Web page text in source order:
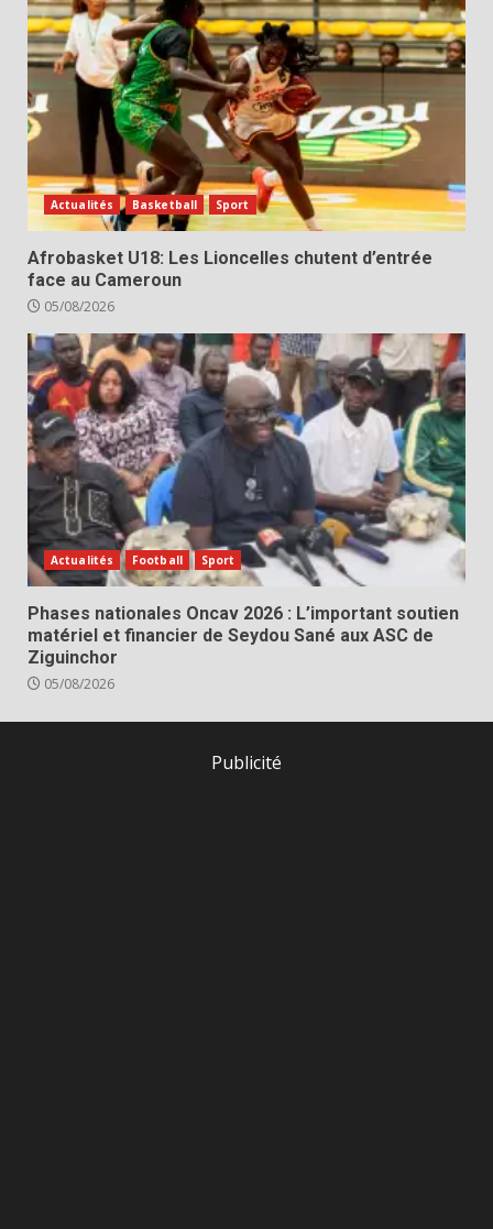
Actualités Basketball Sport
Afrobasket U18: Les Lioncelles chutent d’entrée
face au Cameroun
05/08/2026
Actualités Football Sport
Phases nationales Oncav 2026 : L’important soutien
matériel et financier de Seydou Sané aux ASC de
Ziguinchor
05/08/2026
Publicité